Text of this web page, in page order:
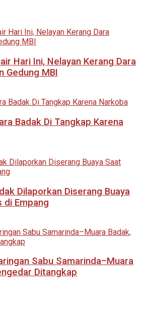
Hari Ini, Nelayan Kerang Dara
Gedung MBI
Badak Di Tangkap Karena
Dilaporkan Diserang Buaya
di Empang
Sabu Samarinda–Muara
Ditangkap